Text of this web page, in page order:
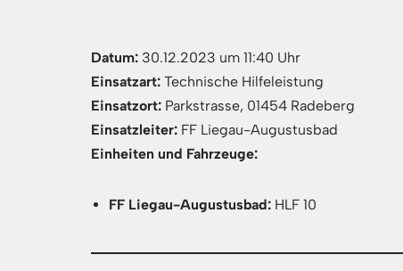
Datum: 30.12.2023 um 11:40 Uhr
Einsatzart: Technische Hilfeleistung
Einsatzort: Parkstrasse, 01454 Radeberg
Einsatzleiter: FF Liegau-Augustusbad
Einheiten und Fahrzeuge:
FF Liegau-Augustusbad: HLF 10